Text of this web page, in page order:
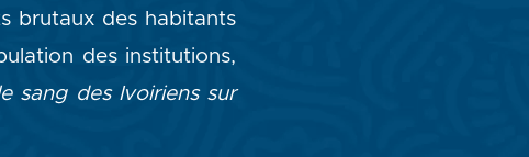
brutaux des habitants
des institutions,
sang des Ivoiriens sur